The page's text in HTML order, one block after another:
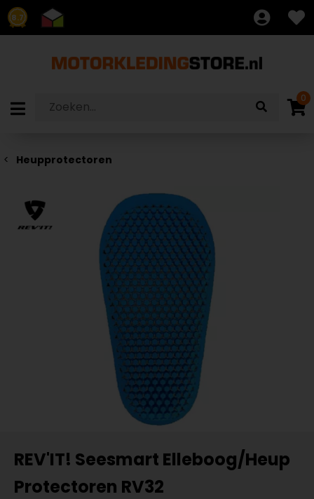
8.7
0
Heupprotectoren
REV'IT! Seesmart Elleboog/Heup
Protectoren RV32